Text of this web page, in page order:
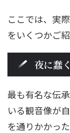
ここでは、実
をいくつかご
夜に蠢
最も有名な伝
いる観音像が
を通りかかっ